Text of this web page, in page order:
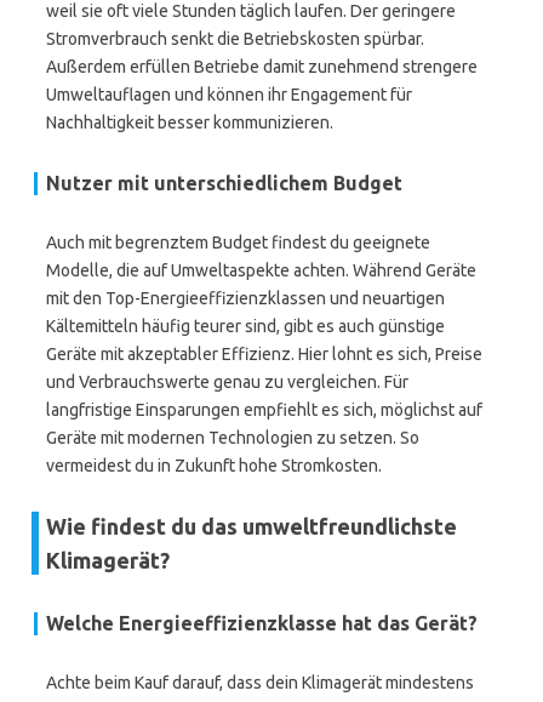
weil sie oft viele Stunden täglich laufen. Der geringere
Stromverbrauch senkt die Betriebskosten spürbar.
Außerdem erfüllen Betriebe damit zunehmend strengere
Umweltauflagen und können ihr Engagement für
Nachhaltigkeit besser kommunizieren.
Nutzer mit unterschiedlichem Budget
Auch mit begrenztem Budget findest du geeignete
Modelle, die auf Umweltaspekte achten. Während Geräte
mit den Top-Energieeffizienzklassen und neuartigen
Kältemitteln häufig teurer sind, gibt es auch günstige
Geräte mit akzeptabler Effizienz. Hier lohnt es sich, Preise
und Verbrauchswerte genau zu vergleichen. Für
langfristige Einsparungen empfiehlt es sich, möglichst auf
Geräte mit modernen Technologien zu setzen. So
vermeidest du in Zukunft hohe Stromkosten.
Wie findest du das umweltfreundlichste
Klimagerät?
Welche Energieeffizienzklasse hat das Gerät?
Achte beim Kauf darauf, dass dein Klimagerät mindestens